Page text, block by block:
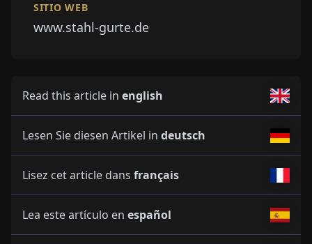
SITIO WEB
www.stahl-gurte.de
Read this article in english
Lesen Sie diesen Artikel in deutsch
Lisez cet article dans français
Lea este artículo en español